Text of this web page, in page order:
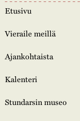
Etusivu
Vieraile meillä
Ajankohtaista
Kalenteri
Stundarsin museo